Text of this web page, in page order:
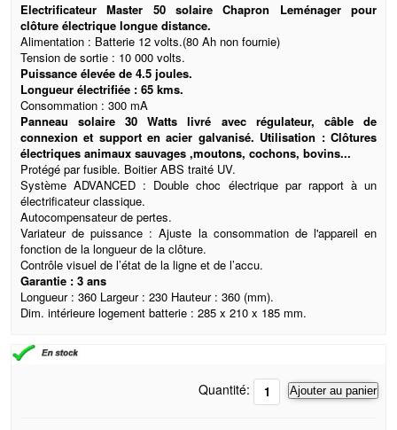
Electrificateur Master 50 solaire Chapron Leménager pour
clôture électrique longue distance.
Alimentation : Batterie 12 volts.(80 Ah non fournie)
Tension de sortie : 10 000 volts.
Puissance élevée de 4.5 joules.
Longueur électrifiée : 65 kms.
Consommation : 300 mA
Panneau solaire 30 Watts livré avec régulateur, câble de
connexion et support en acier galvanisé. Utilisation : Clôtures
électriques animaux sauvages ,moutons, cochons, bovins...
Protégé par fusible. Boitier ABS traité UV.
Système ADVANCED : Double choc électrique par rapport à un
électrificateur classique.
Autocompensateur de pertes.
Variateur de puissance : Ajuste la consommation de l'appareil en
fonction de la longueur de la clôture.
Contrôle visuel de l’état de la ligne et de l’accu.
Garantie : 3 ans
Longueur : 360 Largeur : 230 Hauteur : 360 (mm).
Dim. intérieure logement batterie : 285 x 210 x 185 mm.
Quantité: Ajouter au panier